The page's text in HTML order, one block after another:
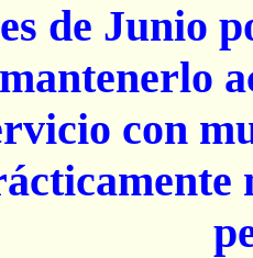
de Junio
con